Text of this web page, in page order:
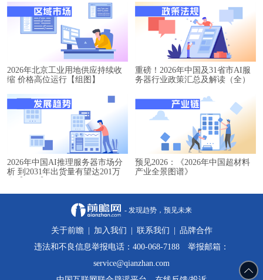
2026年北京工业用地供应持续收
缩 价格高位运行【组图】
重磅！2026年中国及31省市AI服
务器行业政策汇总及解读（全）
2026年中国AI推理服务器市场分
析 到2031年出货量有望达201万
预见2026：《2026年中国超材料
产业全景图谱》
- 发现趋势，预见未来
关于前瞻 | 加入我们 | 联系我们 | 品牌合作
违法和不良信息举报电话：400-068-7188 举报邮箱：
service@qianzhan.com